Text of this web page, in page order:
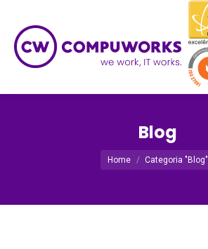
Blog
Você está aqui:
Home Categoria "Blog"